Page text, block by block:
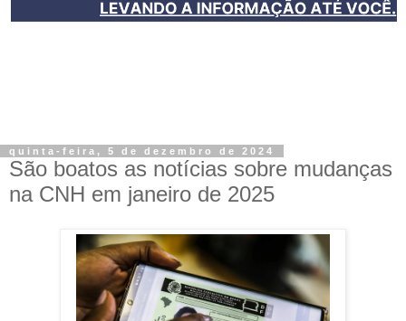
quinta-feira, 5 de dezembro de 2024
São boatos as notícias sobre mudanças
na CNH em janeiro de 2025